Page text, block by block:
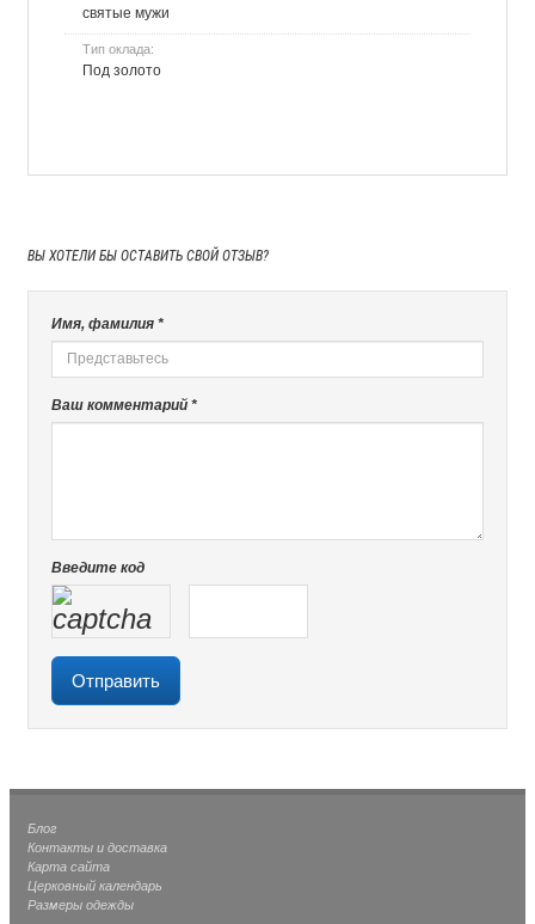
святые мужи
Тип оклада:
Под золото
ВЫ ХОТЕЛИ БЫ ОСТАВИТЬ СВОЙ ОТЗЫВ?
Имя, фамилия *
Ваш комментарий *
Введите код
Блог
Контакты и доставка
Карта сайта
Церковный календарь
Размеры одежды